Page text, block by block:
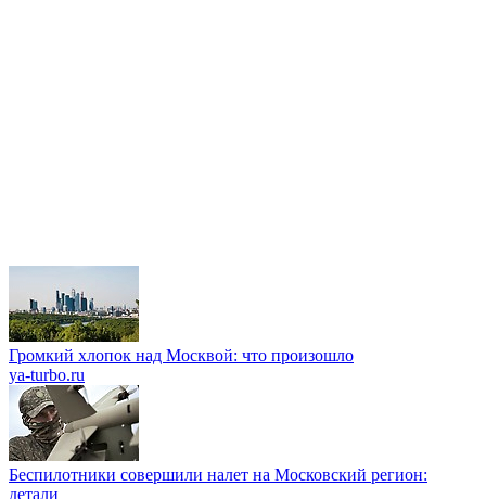
Громкий хлопок над Москвой: что произошло
ya-turbo.ru
Беспилотники совершили налет на Московский регион:
детали